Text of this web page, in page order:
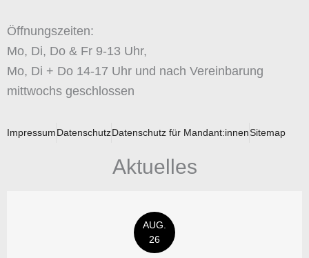
Öffnungszeiten:
Mo, Di, Do & Fr 9-13 Uhr,
Mo, Di + Do 14-17 Uhr und nach Vereinbarung
mittwochs geschlossen
ImpressumDatenschutzDatenschutz für Mandant:innenSitemap
Aktuelles
AUG.
26